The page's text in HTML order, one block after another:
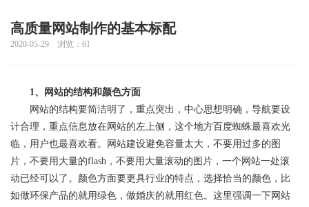
高质量网站制作的基本标配
2020-05-29 浏览： 61
1、网站的结构和颜色方面
网站的结构要简洁明了，重点突出，中心思想明确，导航要设
计合理，重点信息放在网站的左上侧，这个地方百度蜘蛛最喜欢光
临，用户也最喜欢看。网站建设避免容量太大，不要用过多的图
片，不要用大量的flash，不要用大量滚动的图片，一个网站一处滚
动已经可以了。颜色方面要更具行业的特点，选择恰当的颜色，比
如做环保产品的就用绿色，做婚庆的就用红色。这里强调一下网站